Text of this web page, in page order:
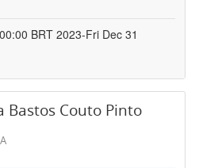
BRT 2023-Fri Dec 31
Bastos Couto Pinto